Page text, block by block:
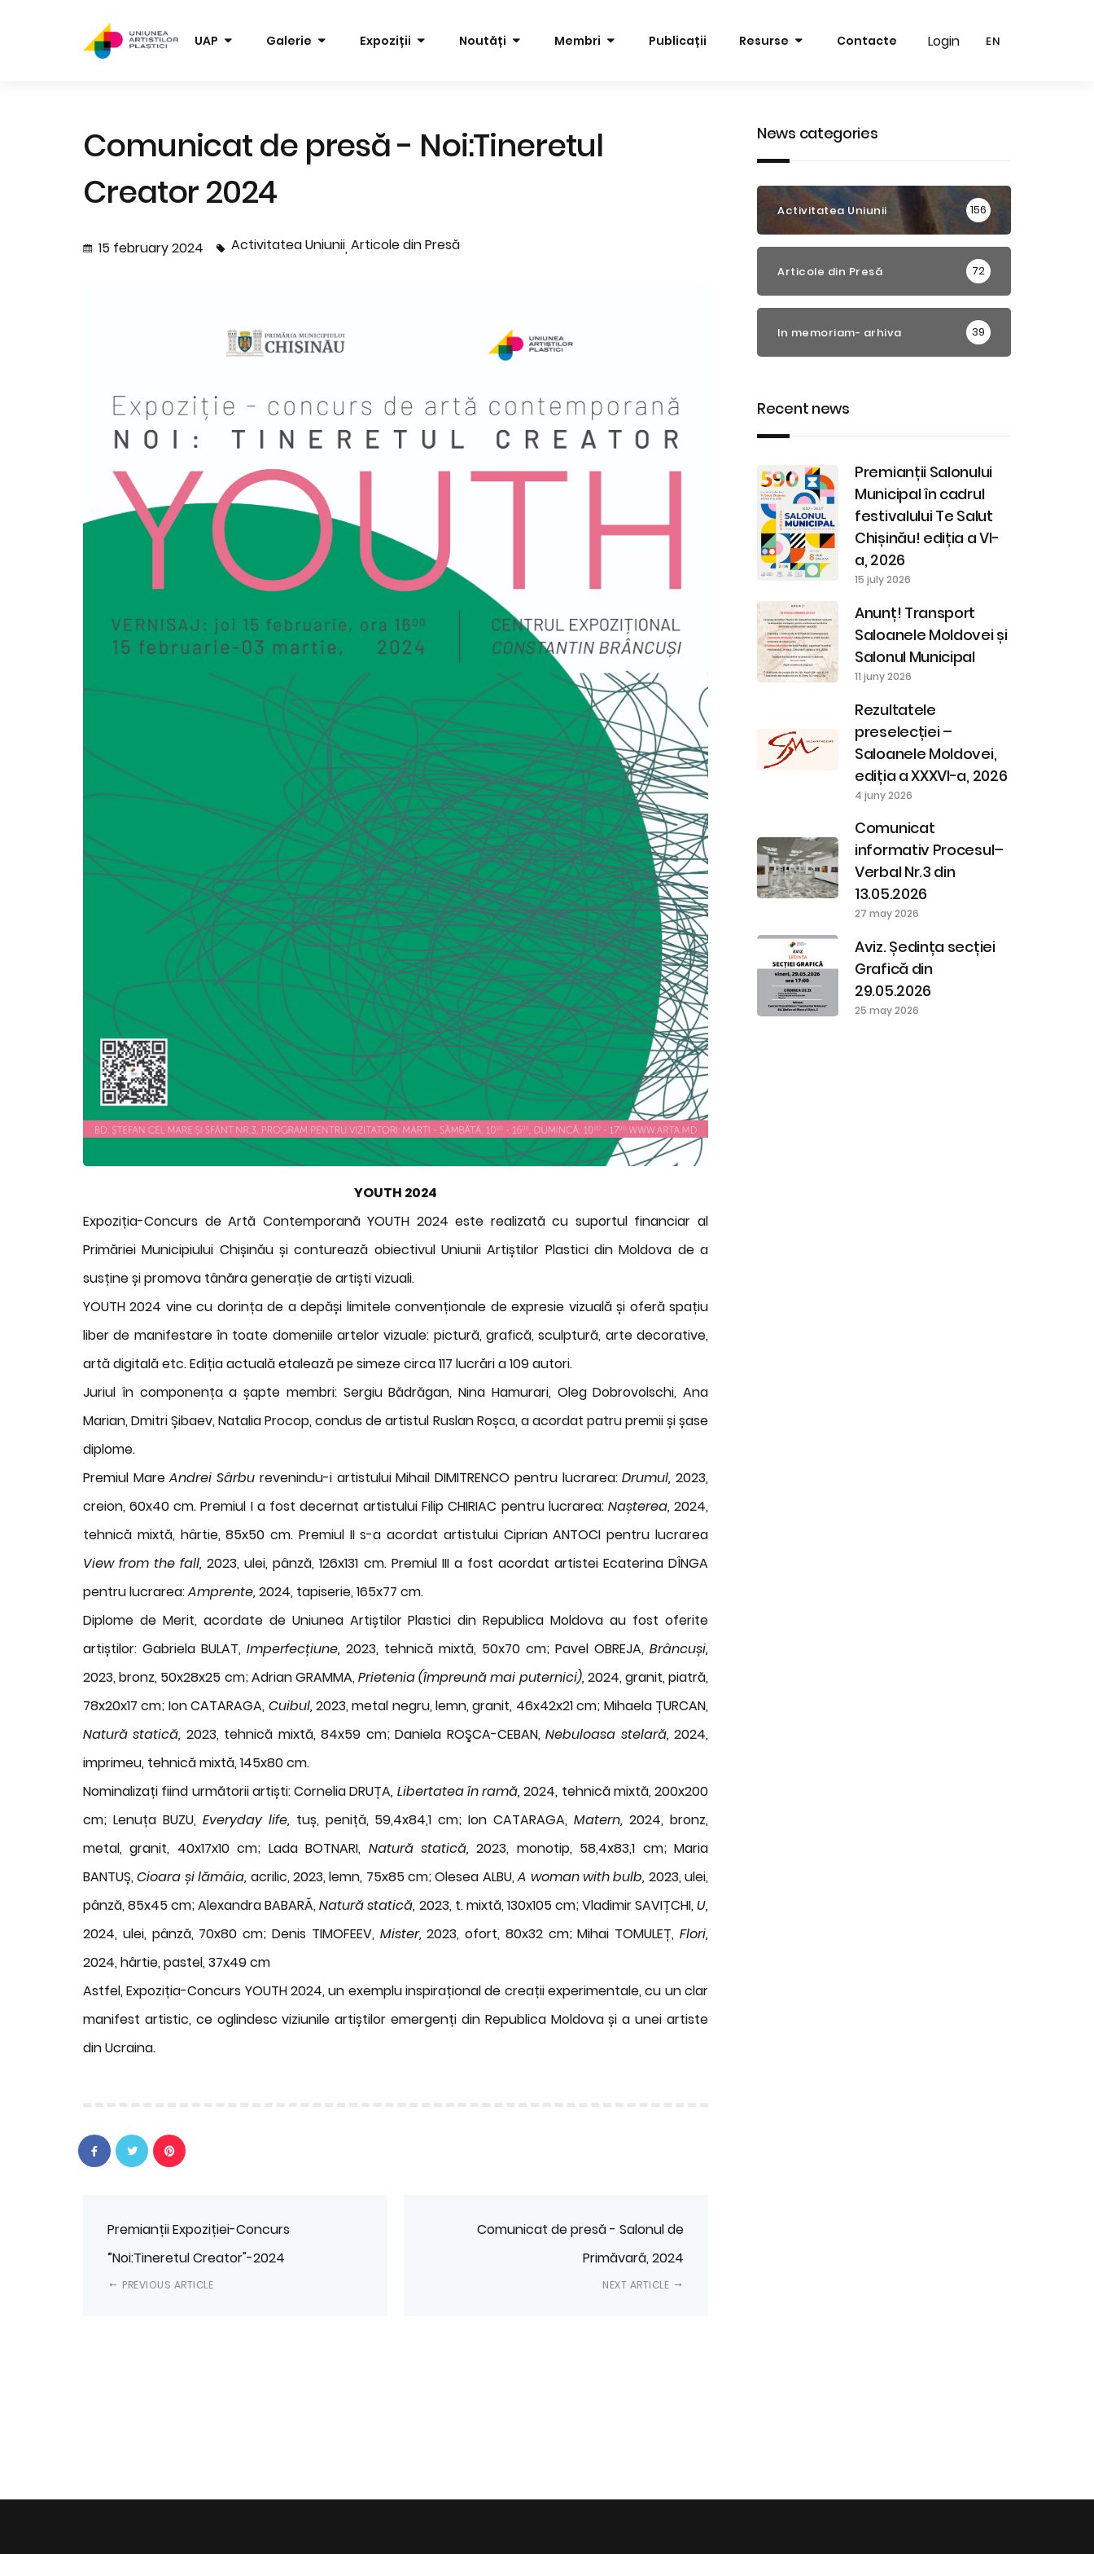
Login
UAP Galerie Expoziții Noutăți Membri Publicații Resurse Contacte Login EN
Comunicat de presă - Noi:Tineretul
Creator 2024
15 february 2024 Activitatea Uniunii Articole din Presă
YOUTH 2024
Expoziția-Concurs de Artă Contemporană YOUTH 2024 este realizată cu suportul financiar al
Primăriei Municipiului Chișinău și conturează obiectivul Uniunii Artiștilor Plastici din Moldova de a
susține și promova tânăra generație de artiști vizuali.
YOUTH 2024 vine cu dorința de a depăși limitele convenționale de expresie vizuală și oferă spațiu
liber de manifestare în toate domeniile artelor vizuale: pictură, grafică, sculptură, arte decorative,
artă digitală etc. Ediția actuală etalează pe simeze circa 117 lucrări a 109 autori.
Juriul în componența a șapte membri: Sergiu Bădrăgan, Nina Hamurari, Oleg Dobrovolschi, Ana
Marian, Dmitri Șibaev, Natalia Procop, condus de artistul Ruslan Roșca, a acordat patru premii și șase
diplome.
Premiul MareAndrei Sârbu revenindu-i artistului Mihail DIMITRENCO pentru lucrarea:Drumul,2023,
creion, 60x40 cm. Premiul I a fost decernat artistului Filip CHIRIAC pentru lucrarea: Nașterea, 2024,
tehnică mixtă, hârtie, 85x50 cm. Premiul II s-a acordat artistului Ciprian ANTOCI pentru lucrarea
View from the fall, 2023, ulei, pânză, 126x131 cm. Premiul III a fost acordat artistei Ecaterina DÎNGA
pentru lucrarea:Amprente, 2024, tapiserie, 165x77 cm.
Diplome de Merit, acordate de Uniunea Artiștilor Plastici din Republica Moldova au fost oferite
artiștilor: Gabriela BULAT, Imperfecțiune, 2023, tehnică mixtă, 50x70 cm; Pavel OBREJA, Brâncuși,
2023, bronz, 50x28x25 cm; Adrian GRAMMA,Prietenia (împreună mai puternici), 2024, granit, piatră,
78x20x17 cm; Ion CATARAGA, Cuibul, 2023, metal negru, lemn, granit, 46x42x21 cm; Mihaela ȚURCAN,
Natură statică, 2023, tehnică mixtă, 84x59 cm; Daniela ROŞCA-CEBAN,Nebuloasa stelară, 2024,
imprimeu, tehnică mixtă, 145x80 cm.
Nominalizați fiind următorii artiști: Cornelia DRUȚA, Libertatea în ramă, 2024, tehnică mixtă, 200x200
cm; Lenuța BUZU, Everyday life, tuș, peniță, 59,4x84,1 cm; Ion CATARAGA,Matern,2024, bronz,
metal, granit, 40x17x10 cm; Lada BOTNARI, Natură statică, 2023, monotip, 58,4x83,1 cm; Maria
BANTUȘ,Cioara și lămâia, acrilic, 2023, lemn, 75x85 cm; Olesea ALBU,A woman with bulb, 2023, ulei,
pânză, 85x45 cm; Alexandra BABARĂ,Natură statică, 2023, t. mixtă, 130x105 cm; Vladimir SAVIȚCHI,U,
2024, ulei, pânză, 70x80 cm; Denis TIMOFEEV, Mister,2023, ofort, 80x32 cm; Mihai TOMULEȚ,Flori,
2024, hârtie, pastel, 37x49 cm
Astfel, Expoziția-Concurs YOUTH 2024, un exemplu inspirațional de creații experimentale, cu un clar
manifest artistic, ce oglindesc viziunile artiștilor emergenți din Republica Moldova și a unei artiste
din Ucraina.
Premianții Expoziției-Concurs
”Noi:Tineretul Creator"-2024
PREVIOUS ARTICLE
Comunicat de presă - Salonul de
Primăvară, 2024
NEXT ARTICLE
News categories
Activitatea Uniunii 156
Articole din Presă 72
In memoriam- arhiva 39
Recent news
Premianții Salonului
Municipal în cadrul
festivalului Te Salut
Chișinău! ediția a VI-
a, 2026
15 july 2026
Anunț! Transport
Saloanele Moldovei și
Salonul Municipal
11 juny 2026
Rezultatele
preselecției –
Saloanele Moldovei,
ediția a XXXVI-a, 2026
4 juny 2026
Comunicat
informativ Procesul–
Verbal Nr.3 din
13.05.2026
27 may 2026
Aviz. Ședința secției
Grafică din
29.05.2026
25 may 2026